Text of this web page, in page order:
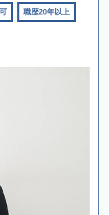
職歴20年以上